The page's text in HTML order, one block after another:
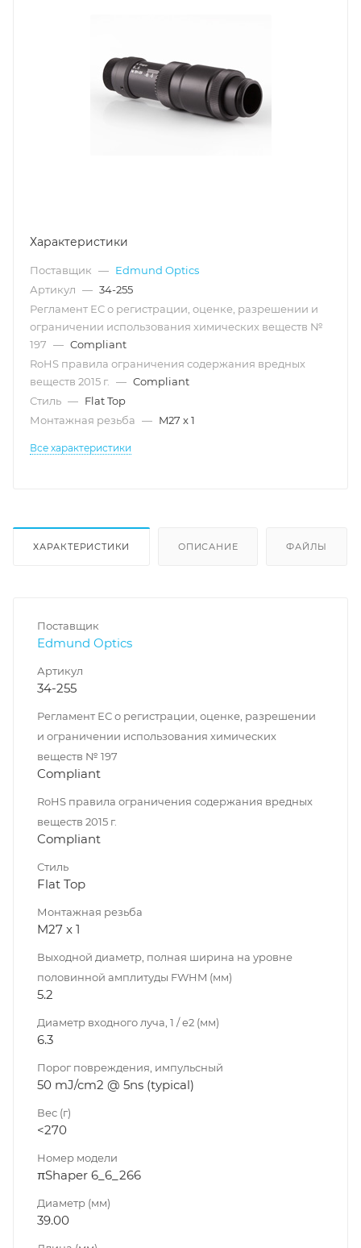
Характеристики
Поставщик — Edmund Optics
Артикул — 34-255
Регламент ЕС о регистрации, оценке, разрешении и
ограничении использования химических веществ №
197 — Compliant
RoHS правила ограничения содержания вредных
веществ 2015 г.
— Compliant
Стиль — Flat Top
Монтажная резьба — M27 x 1
Все характеристики
ХАРАКТЕРИСТИКИ ОПИСАНИЕ ФАЙЛЫ
Поставщик
Edmund Optics
Артикул
34-255
Регламент ЕС о регистрации, оценке, разрешении
и ограничении использования химических
веществ № 197
Compliant
RoHS правила ограничения содержания вредных
веществ 2015 г.
Compliant
Стиль
Flat Top
Монтажная резьба
M27 x 1
Выходной диаметр, полная ширина на уровне
половинной амплитуды FWHM (мм)
5.2
Диаметр входного луча, 1 / e2 (мм)
6.3
Порог повреждения, импульсный
50 mJ/cm2 @ 5ns (typical)
Вес (г)
<270
Номер модели
πShaper 6_6_266
Диаметр (мм)
39.00